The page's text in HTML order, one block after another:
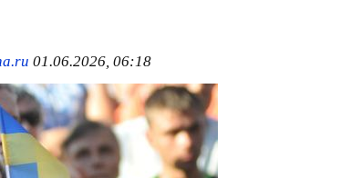
01.06.2026, 06:18